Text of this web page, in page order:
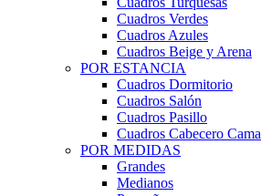
Cuadros Verdes
Cuadros Azules
Cuadros Beige y Arena
POR ESTANCIA
Cuadros Dormitorio
Cuadros Salón
Cuadros Pasillo
Cuadros Cabecero Cama
POR MEDIDAS
Grandes
Medianos